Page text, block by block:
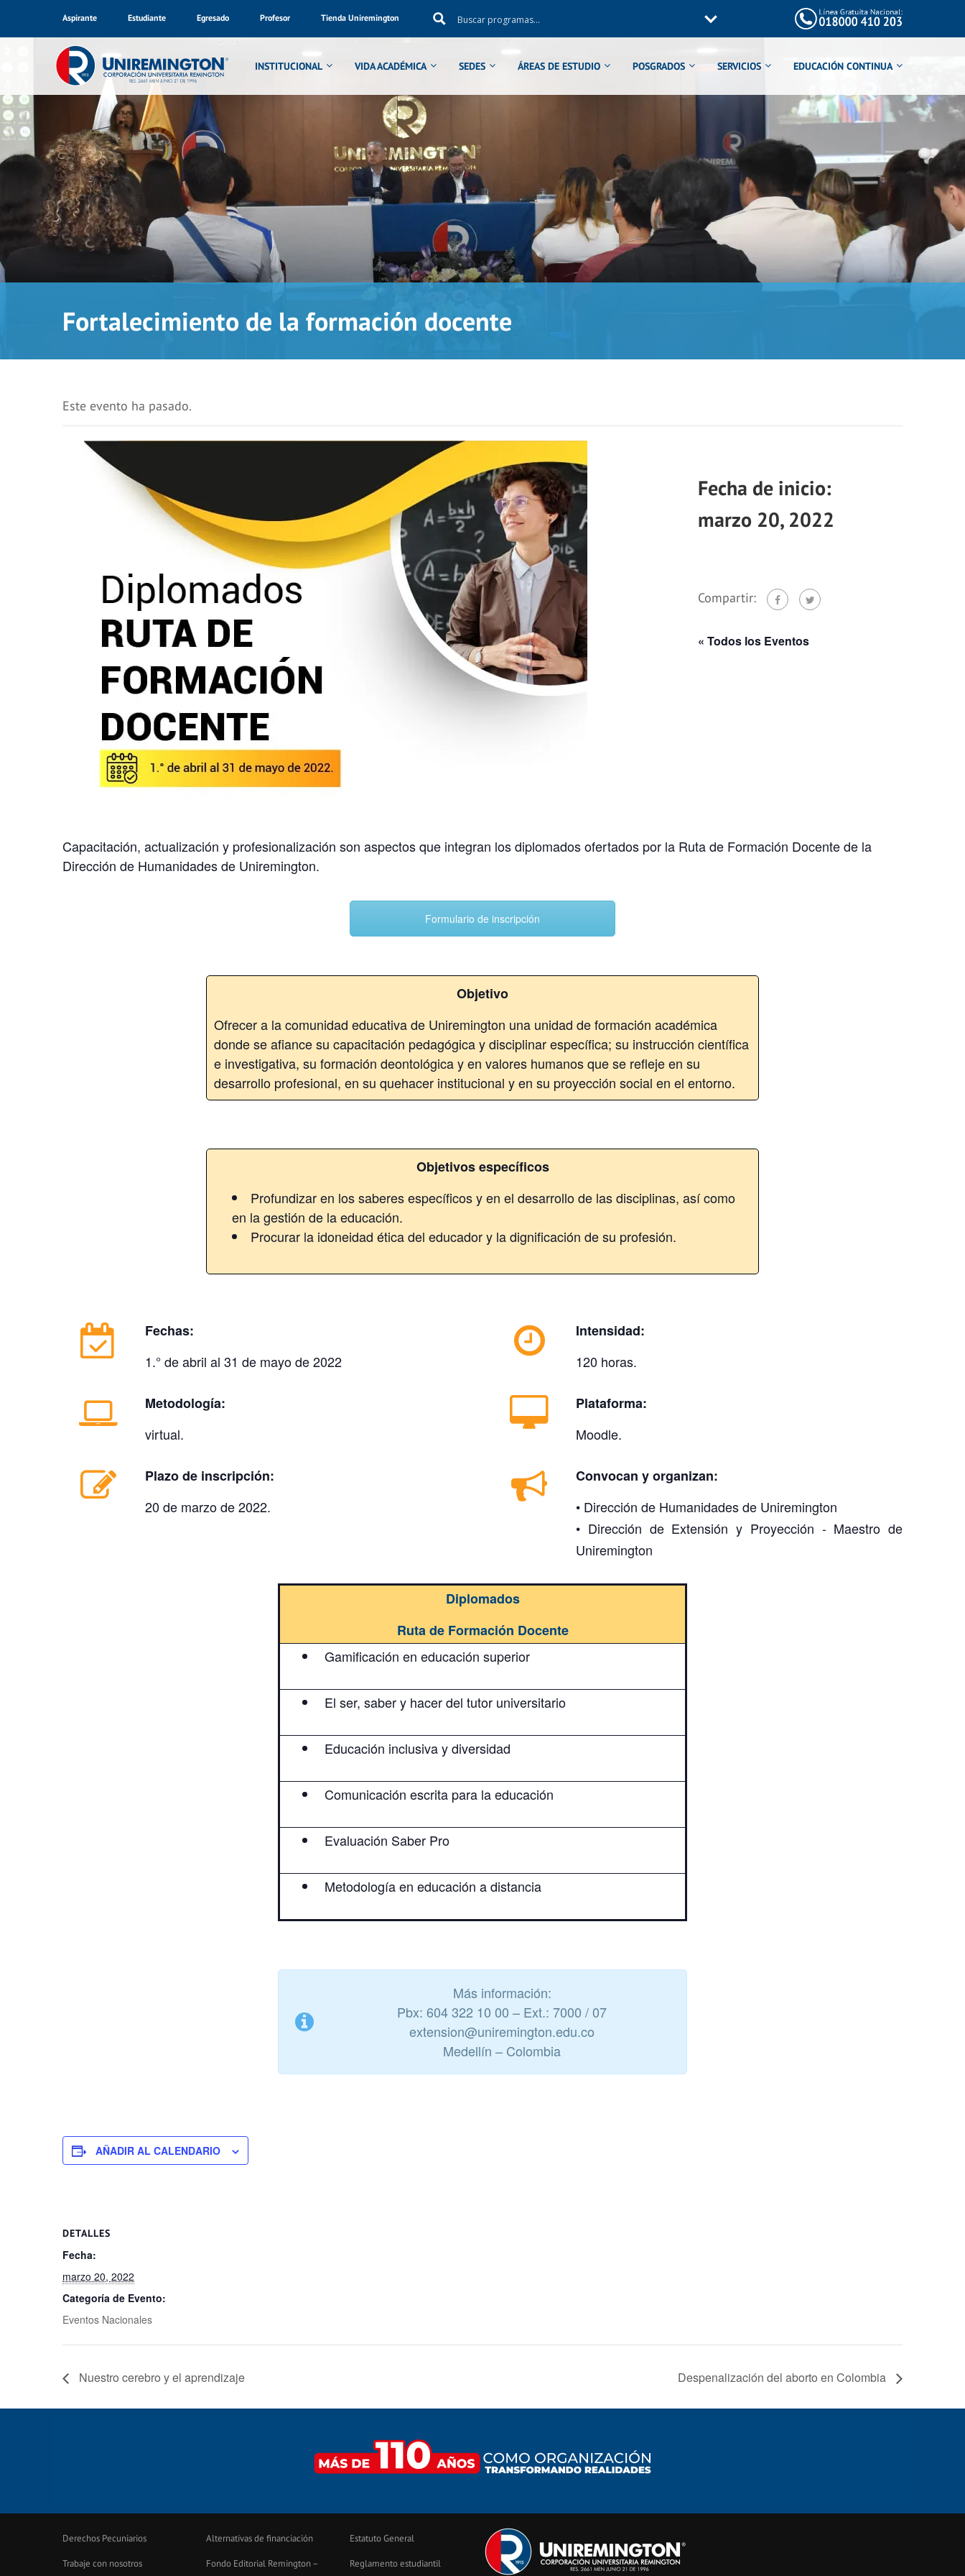
Aspirante Estudiante Egresado Profesor Tienda Uniremington
INSTITUCIONAL VIDA ACADÉMICA SEDES ÁREAS DE ESTUDIO POSGRADOS SERVICIOS EDUCACIÓN CONTINUA
Fortalecimiento de la formación docente
Este evento ha pasado.
marzo 20, 2022
Compartir:
« Todos los Eventos
Capacitación, actualización y profesionalización son aspectos que integran los diplomados ofertados por la Ruta de Formación Docente de la
Dirección de Humanidades de Uniremington.
Formulario de inscripción
Objetivo
Ofrecer a la comunidad educativa de Uniremington una unidad de formación académica
donde se afiance su capacitación pedagógica y disciplinar específica; su instrucción científica
e investigativa, su formación deontológica y en valores humanos que se refleje en su
desarrollo profesional, en su quehacer institucional y en su proyección social en el entorno.
Objetivos específicos
Profundizar en los saberes específicos y en el desarrollo de las disciplinas, así como
en la gestión de la educación.
Procurar la idoneidad ética del educador y la dignificación de su profesión.
Fechas:
1.° de abril al 31 de mayo de 2022
Intensidad:
120 horas.
Metodología:
virtual.
Plataforma:
Moodle.
Plazo de inscripción:
20 de marzo de 2022.
Convocan y organizan:
• Dirección de Humanidades de Uniremington
• Dirección de Extensión y Proyección - Maestro de
Uniremington
Diplomados
Ruta de Formación Docente
Gamificación en educación superior
El ser, saber y hacer del tutor universitario
Educación inclusiva y diversidad
Comunicación escrita para la educación
Evaluación Saber Pro
Metodología en educación a distancia
Más información:
Pbx: 604 322 10 00 – Ext.: 7000 / 07
extension@uniremington.edu.co
Medellín – Colombia
AÑADIR AL CALENDARIO
DETALLES
Fecha:
marzo 20, 2022
Categoría de Evento:
Eventos Nacionales
Nuestro cerebro y el aprendizaje Despenalización del aborto en Colombia
Derechos Pecuniarios
Trabaje con nosotros
Alternativas de financiación
Fondo Editorial Remington –
Estatuto General
Reglamento estudiantil